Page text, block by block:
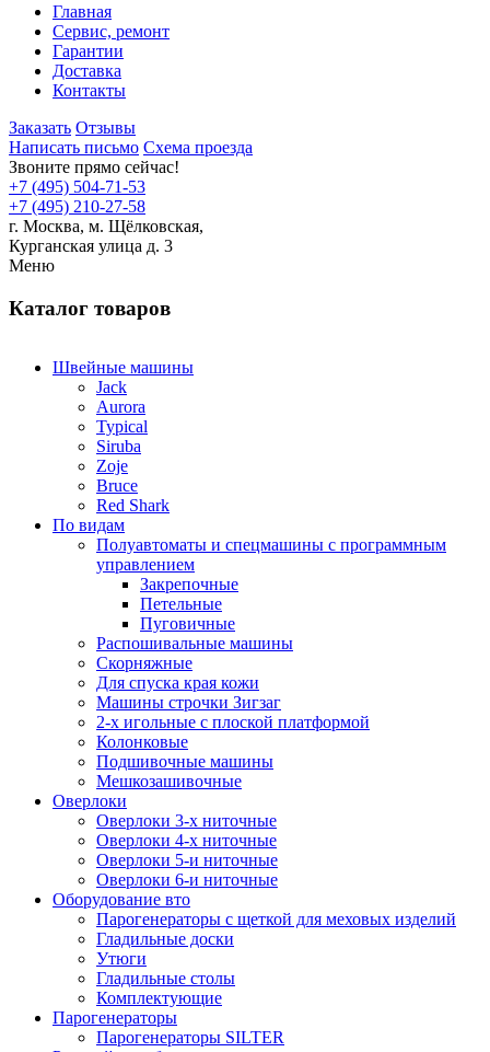
Главная
Сервис, ремонт
Гарантии
Доставка
Контакты
Заказать Отзывы
Написать письмо Схема проезда
Звоните прямо сейчас!
+7 (495) 504-71-53
+7 (495) 210-27-58
г. Москва, м. Щёлковская,
Курганская улица д. 3
Меню
Каталог товаров
Швейные машины
Jack
Aurora
Typical
Siruba
Zoje
Bruce
Red Shark
По видам
Полуавтоматы и спецмашины с программным
управлением
Закрепочные
Петельные
Пуговичные
Распошивальные машины
Скорняжные
Для спуска края кожи
Машины строчки Зигзаг
2-х игольные с плоской платформой
Колонковые
Подшивочные машины
Мешкозашивочные
Оверлоки
Оверлоки 3-х ниточные
Оверлоки 4-х ниточные
Оверлоки 5-и ниточные
Оверлоки 6-и ниточные
Оборудование вто
Парогенераторы с щеткой для меховых изделий
Гладильные доски
Утюги
Гладильные столы
Комплектующие
Парогенераторы
Парогенераторы SILTER